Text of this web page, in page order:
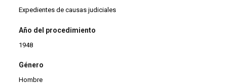
Expedientes de causas judiciales
Año del procedimiento
1948
Género
Hombre